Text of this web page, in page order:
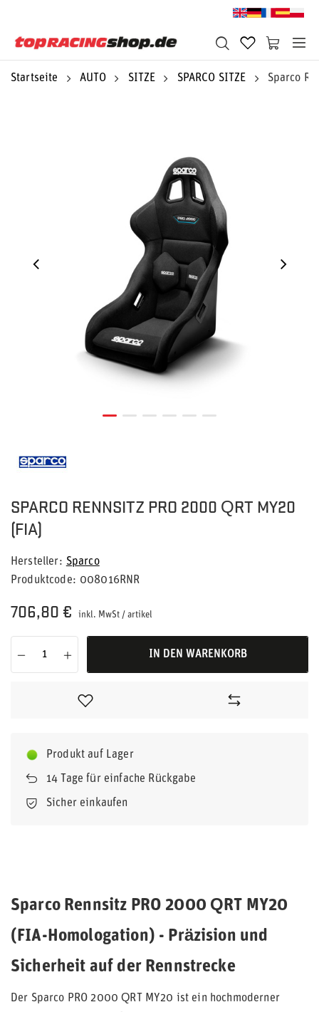
Startseite AUTO SITZE SPARCO SITZE Sparco
SPARCO RENNSITZ PRO 2000 QRT MY20
(FIA)
Hersteller
Sparco
Produktcode
008016RNR
706,80 € inkl. MwSt / artikel
IN DEN WARENKORB
Produkt auf Lager
14 Tage für einfache Rückgabe
Sicher einkaufen
Sparco Rennsitz PRO 2000 QRT MY20
(FIA-Homologation) - Präzision und
Sicherheit auf der Rennstrecke
Der Sparco PRO 2000 QRT MY20 ist ein hochmoderner